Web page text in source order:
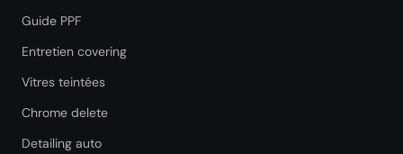
Guide PPF
Entretien covering
Vitres teintées
Chrome delete
Detailing auto